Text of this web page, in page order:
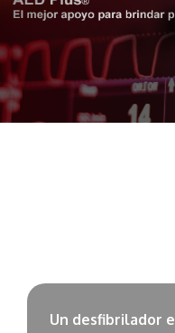
Un desfibrilador